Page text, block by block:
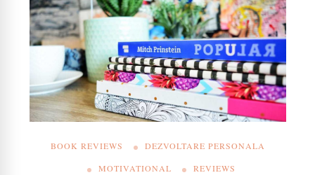
BOOK REVIEWS
DEZVOLTARE PERSONALA
MOTIVATIONAL
REVIEWS